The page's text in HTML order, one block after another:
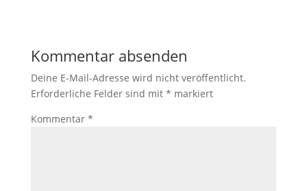
Kommentar absenden
Deine E-Mail-Adresse wird nicht veröffentlicht.
Erforderliche Felder sind mit * markiert
Kommentar *